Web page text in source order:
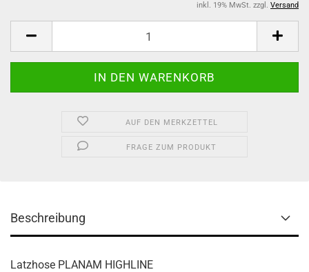
inkl. 19% MwSt. zzgl. Versand
AUF DEN MERKZETTEL
FRAGE ZUM PRODUKT
Beschreibung
Latzhose PLANAM HIGHLINE